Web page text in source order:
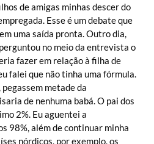
de amigas minhas descer do
Esse é um debate que
uma saída pronta. Outro dia,
no meio da entrevista o
fazer em relação à filha de
falei que não tinha uma fórmula.
pegassem metade da
de nenhuma babá. O pai dos
2%. Eu aguentei a
98%, além de continuar minha
nórdicos, por exemplo, os